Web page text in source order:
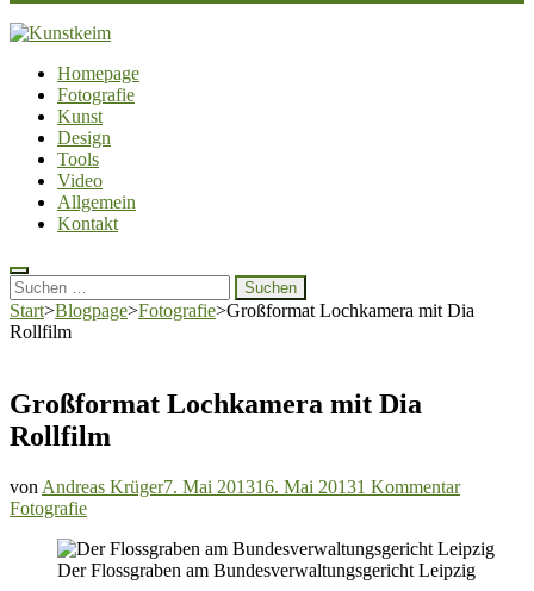
Kunstkeim
Fotografie, Design und Szene
Homepage
Fotografie
Kunst
Design
Tools
Video
Allgemein
Kontakt
Suchen
nach:
Start>Blogpage>Fotografie>Großformat Lochkamera mit Dia
Rollfilm
Großformat Lochkamera mit Dia
Rollfilm
von Andreas Krüger7. Mai 201316. Mai 20131 Kommentarzu
mit
Dia
Fotografie
Der Flossgraben am Bundesverwaltungsgericht Leipzig